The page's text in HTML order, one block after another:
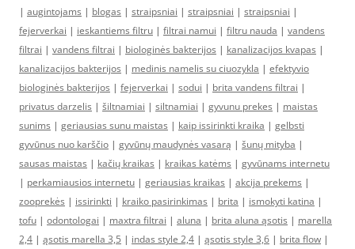
| augintojams | blogas | straipsniai | straipsniai | straipsniai |
fejerverkai | ieskantiems filtru | filtrai namui | filtru nauda | vandens
filtrai | vandens filtrai | biologinės bakterijos | kanalizacijos kvapas |
kanalizacijos bakterijos | medinis namelis su ciuozykla | efektyvio
biologinės bakterijos | fejerverkai | sodui | brita vandens filtrai |
privatus darzelis | šiltnamiai | siltnamiai | gyvunu prekes | maistas
sunims | geriausias sunu maistas | kaip issirinkti kraika | gelbsti
gyvūnus nuo karščio | gyvūnų maudynės vasarą | šunų mityba |
sausas maistas | kačių kraikas | kraikas katėms | gyvūnams internetu
| perkamiausios internetu | geriausias kraikas | akcija prekems |
zooprekės | issirinkti | kraiko pasirinkimas | brita | ismokyti katina |
tofu | odontologai | maxtra filtrai | aluna | brita aluna ąsotis | marella
2,4 | ąsotis marella 3,5 | indas style 2,4 | ąsotis style 3,6 | brita flow |